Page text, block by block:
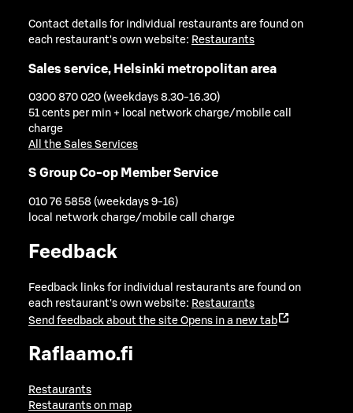
Contact details for individual restaurants are found on
each restaurant's own website: Restaurants
Sales service, Helsinki metropolitan area
0300 870 020 (weekdays 8.30-16.30)
51 cents per min + local network charge/mobile call
charge
All the Sales Services
S Group Co-op Member Service
010 76 5858 (weekdays 9-16)
local network charge/mobile call charge
Feedback
Feedback links for individual restaurants are found on
each restaurant's own website: Restaurants
Send feedback about the site Opens in a new tab
Raflaamo.fi
Restaurants
Restaurants on map